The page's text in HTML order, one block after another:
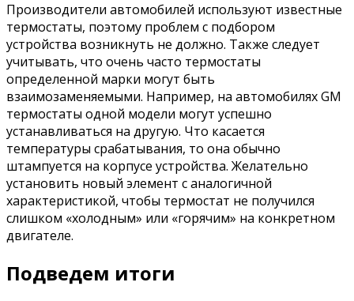
Производители автомобилей используют известные
термостаты, поэтому проблем с подбором
устройства возникнуть не должно. Также следует
учитывать, что очень часто термостаты
определенной марки могут быть
взаимозаменяемыми. Например, на автомобилях GM
термостаты одной модели могут успешно
устанавливаться на другую. Что касается
температуры срабатывания, то она обычно
штампуется на корпусе устройства. Желательно
установить новый элемент с аналогичной
характеристикой, чтобы термостат не получился
слишком «холодным» или «горячим» на конкретном
двигателе.
Подведем итоги